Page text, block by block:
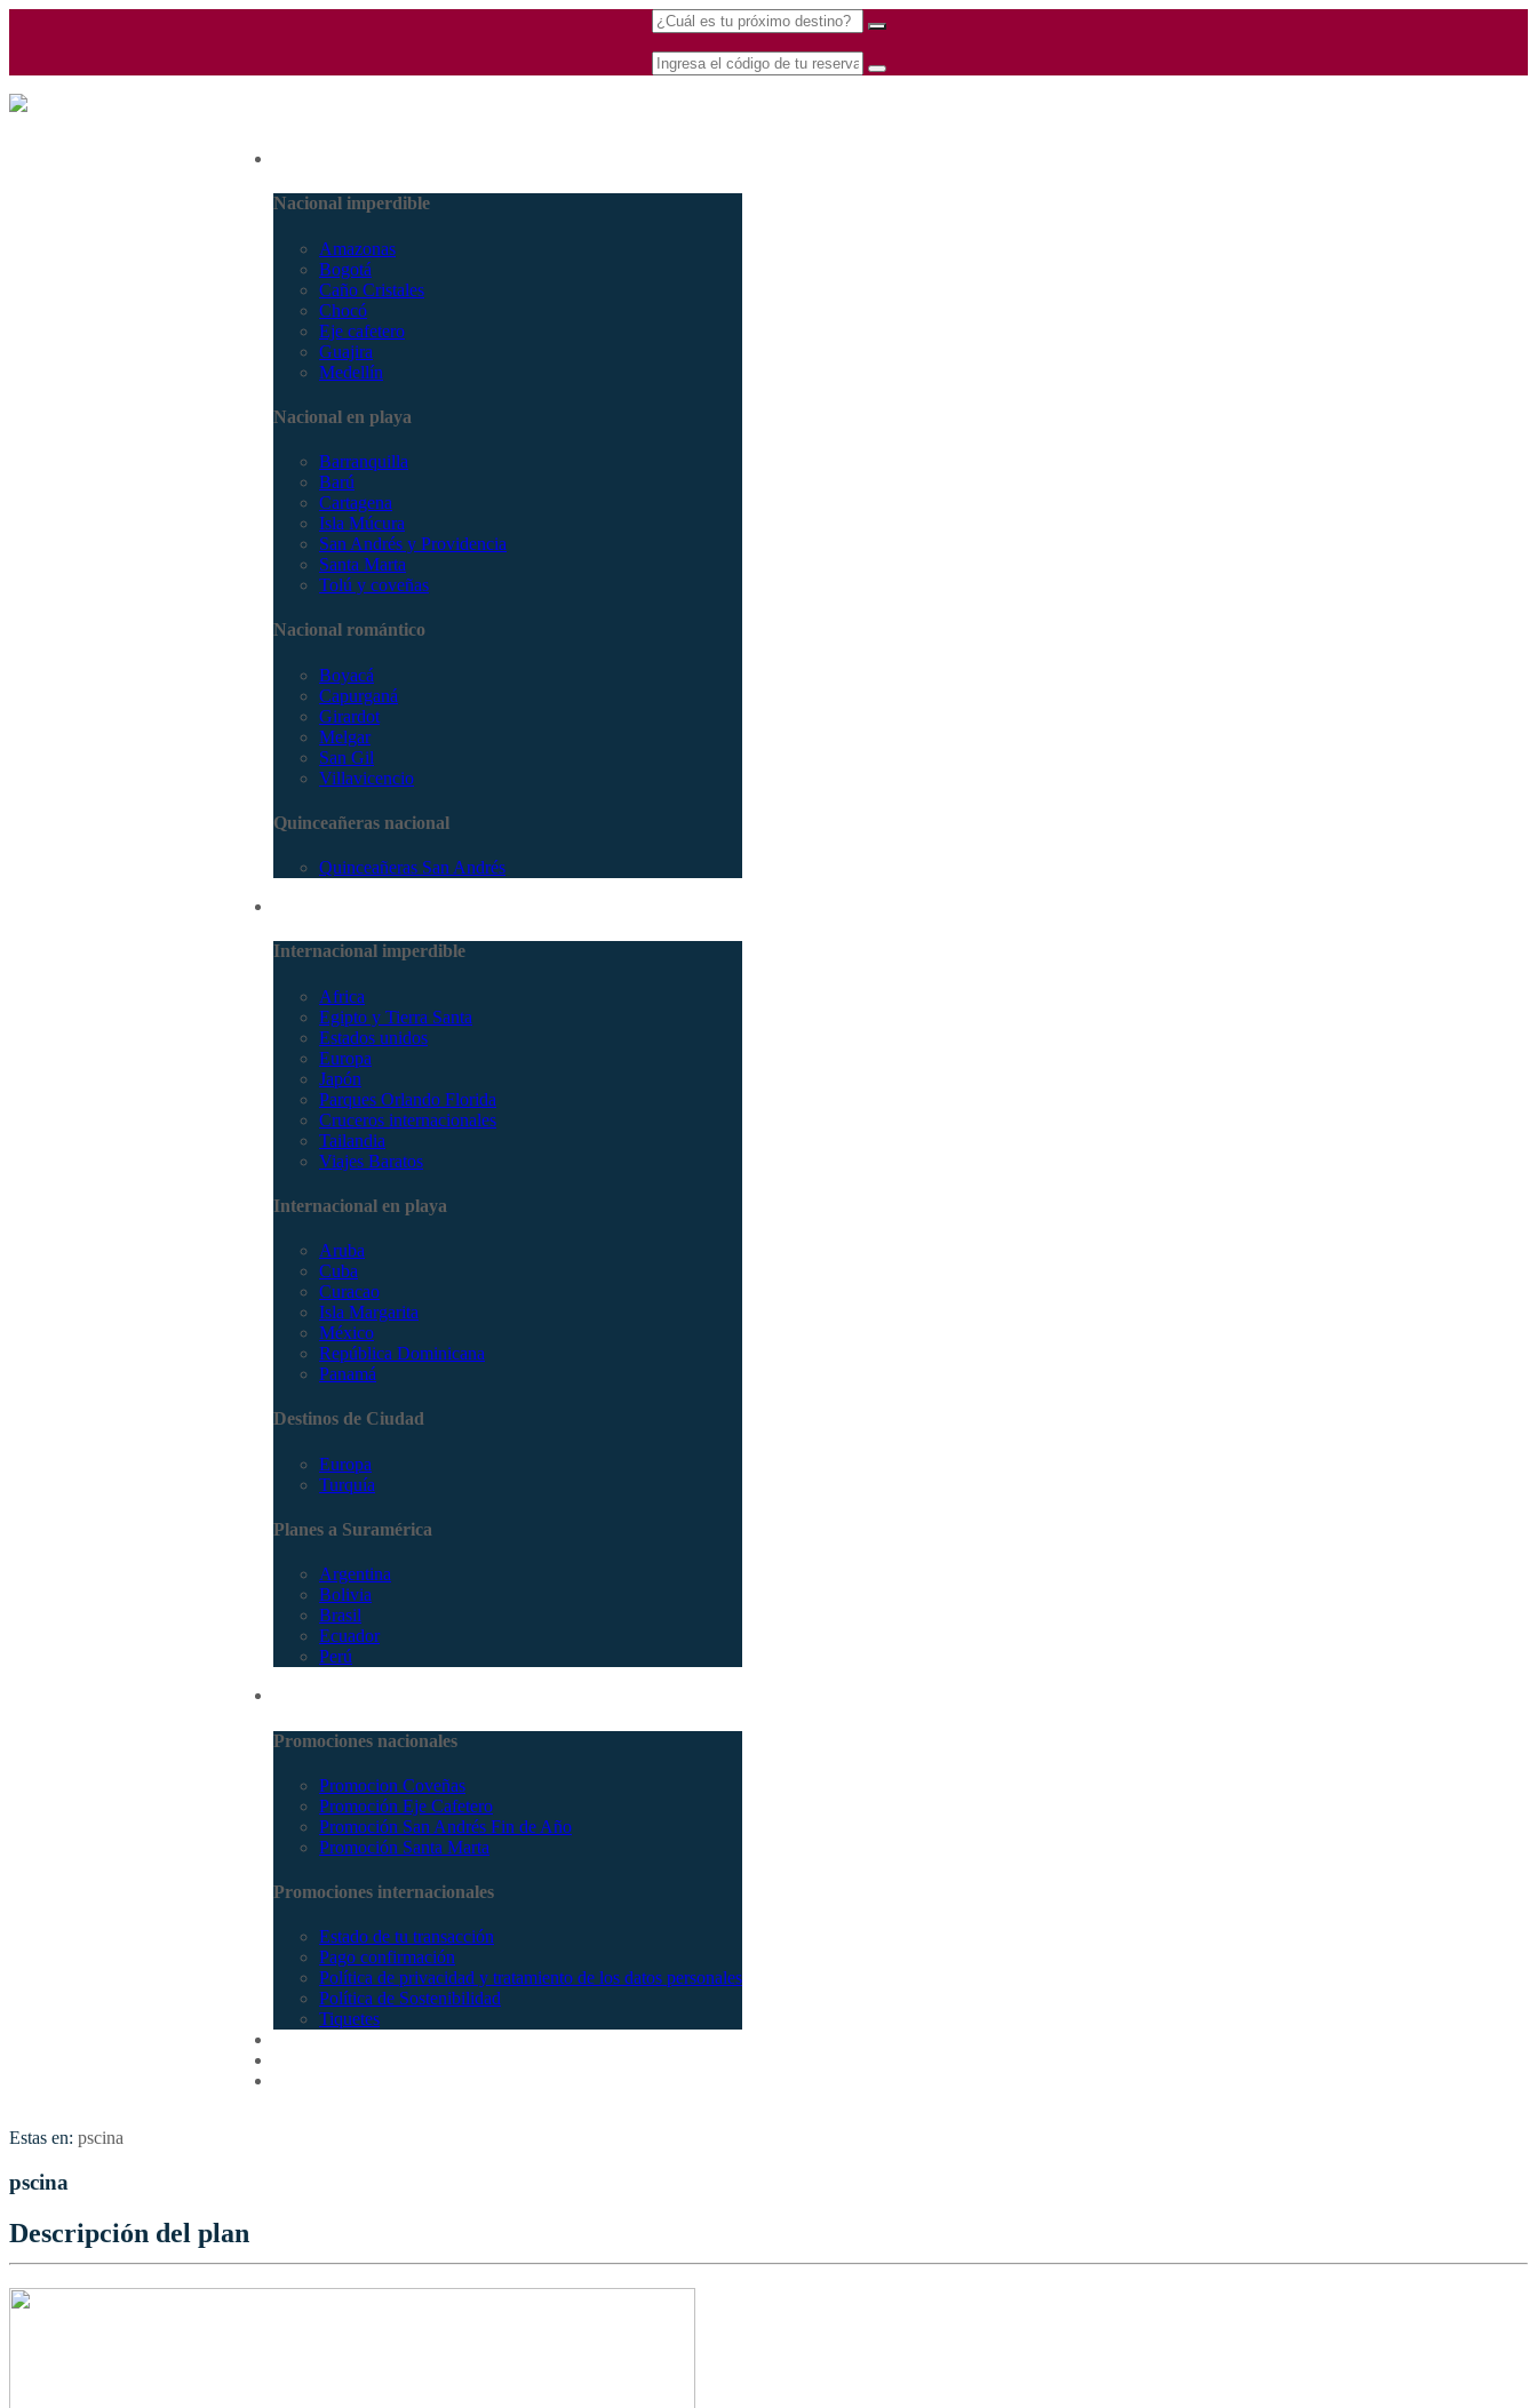
Nacional imperdible
Amazonas
Bogotá
Caño Cristales
Chocó
Eje cafetero
Guajira
Medellín
Nacional en playa
Barranquilla
Barú
Cartagena
Isla Múcura
San Andrés y Providencia
Santa Marta
Tolú y coveñas
Nacional romántico
Boyacá
Capurganá
Girardot
Melgar
San Gil
Villavicencio
Quinceañeras nacional
Quinceañeras San Andrés
Internacional imperdible
Africa
Egipto y Tierra Santa
Estados unidos
Europa
Japón
Parques Orlando Florida
Cruceros internacionales
Tailandia
Viajes Baratos
Internacional en playa
Aruba
Cuba
Curacao
Isla Margarita
México
República Dominicana
Panamá
Destinos de Ciudad
Europa
Turquía
Planes a Suramérica
Argentina
Bolivia
Brasil
Ecuador
Perú
Promociones nacionales
Promocion Coveñas
Promoción Eje Cafetero
Promoción San Andrés Fin de Año
Promoción Santa Marta
Promociones internacionales
Estado de tu transacción
Pago confirmación
Política de privacidad y tratamiento de los datos personales
Política de Sostenibilidad
Tiquetes
Estas en: pscina
pscina
Descripción del plan